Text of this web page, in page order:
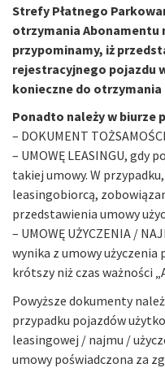
Strefy Płatnego
otrzymania Abonamentu
przypominamy, iż
rejestracyjnego pojazdu
konieczne do
Ponadto należy w biurze
– DOKUMENT
– UMOWĘ LEASINGU, gdy
takiej umowy. W
leasingobiorcą,
przedstawienia umowy
– UMOWĘ UŻYCZENIA /
wynika z umowy użyczenia
krótszy niż czas ważności
Powyższe dokumenty
przypadku pojazdów
leasingowej / najmu /
umowy poświadczona za